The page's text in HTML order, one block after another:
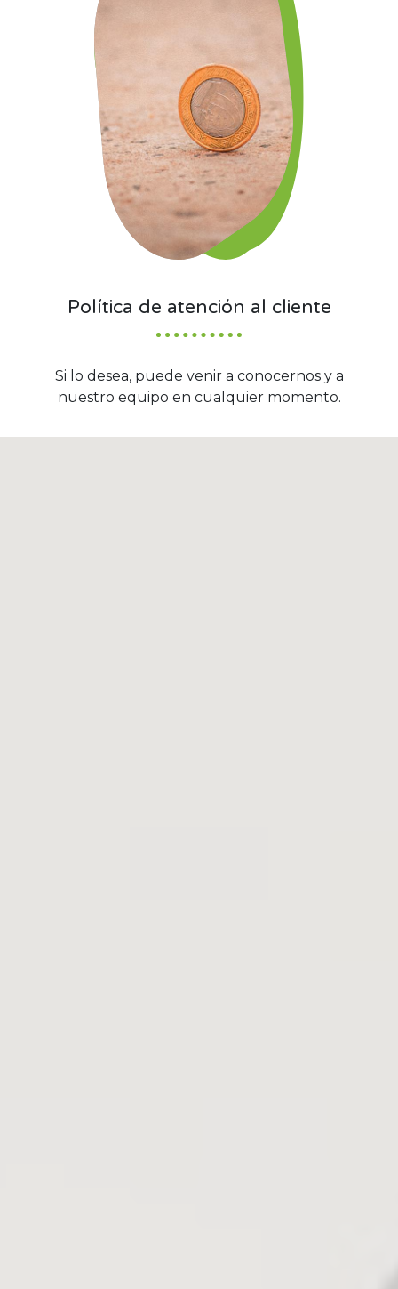
Política de atención al cliente
Si lo desea, puede venir a conocernos y a
nuestro equipo en cualquier momento.